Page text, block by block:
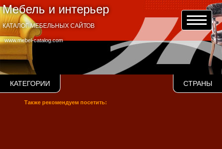
Мебель и интерьер
www.mebel-catalog.com
КАТАЛОГ МЕБЕЛЬНЫХ САЙТОВ
КАТЕГОРИИ СТРАНЫ
Также рекомендуем посетить: